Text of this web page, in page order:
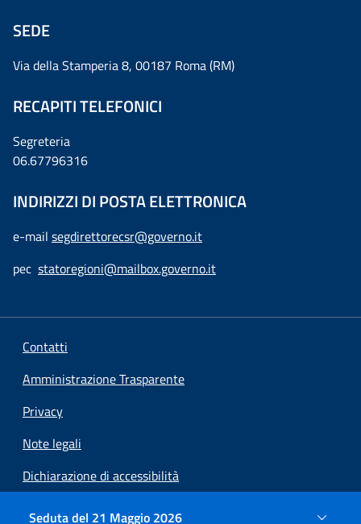
Seduta del 21 Maggio 2026
SEDE
Via della Stamperia 8, 00187 Roma (RM)
RECAPITI TELEFONICI
Segreteria
06.67796316
INDIRIZZI DI POSTA ELETTRONICA
e-mail segdirettorecsr@governo.it
pec statoregioni@mailbox.governo.it
Contatti
Amministrazione Trasparente
Privacy
Note legali
Dichiarazione di accessibilità
Preferenze cookie